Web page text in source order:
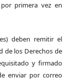
primera vez en
deben remitir el
de los Derechos de
y firmado
enviar por correo